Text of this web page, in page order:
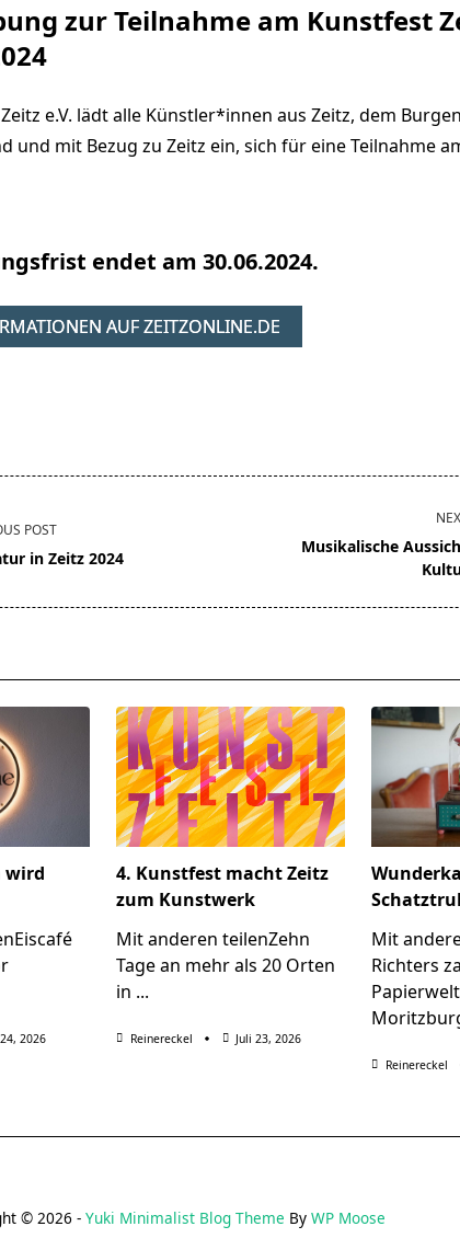
zur Teilnahme am Kunstfest
e.V. lädt alle Künstler*innen aus Zeitz, dem
und mit Bezug zu Zeitz ein, sich für eine Teilnahme
endet am 30.06.2024.
AUF ZEITZONLINE.DE
POST
in Zeitz 2024
Musikalische
wird
2026
4. Kunstfest macht Zeitz
zum Kunstwerk
Mit anderen teilenZehn
Tage an mehr als 20 Orten
in ...
Reinereckel Juli 23, 2026
Mit
Richters
Reinereckel
© 2026 - Yuki Minimalist Blog Theme By WP Moose